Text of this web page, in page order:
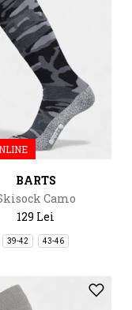
BARTS
Camo
129 Lei
39-42 43-46